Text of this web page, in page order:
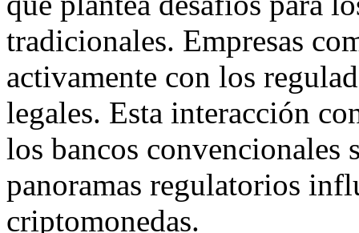
tradicionales. Empresas
activamente con los
legales. Esta interacción
los bancos convencionales
panoramas regulatorios
criptomonedas.